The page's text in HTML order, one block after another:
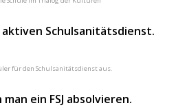
Schulsanitätsdienst.
für den Schulsanitätsdienst aus.
ein FSJ absolvieren.